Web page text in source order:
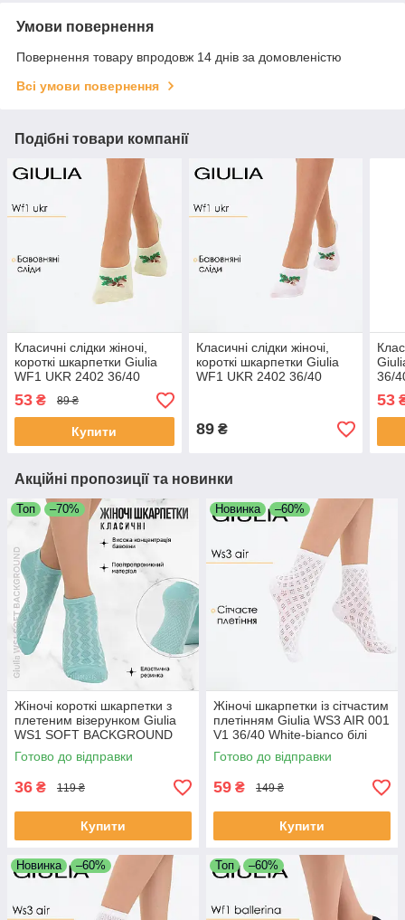
Умови повернення
Повернення товару впродовж 14 днів за домовленістю
Всі умови повернення
Подібні товари компанії
Класичні слідки жіночі,
короткі шкарпетки Giulia
WF1 UKR 2402 36/40
Green-salat жовті
53 ₴ 89 ₴
Купити
Класичні слідки жіночі,
короткі шкарпетки Giulia
WF1 UKR 2402 36/40
89₴
36/
53
Акційні пропозиції та новинки
Топ –70%
Жіночі короткі шкарпетки з
плетеним візерунком Giulia
WS1 SOFT BACKGROUND
003 36/40 сині Blue pastel
turquoise
Готово до відправки
36 ₴ 119 ₴
Купити
Новинка –60%
Жіночі шкарпетки із сітчастим
плетінням Giulia WS3 AIR 001
V1 36/40 White-bianco білі
шкарпетки сітка
Готово до відправки
59 ₴ 149 ₴
Купити
Новинка –60% Топ –60%